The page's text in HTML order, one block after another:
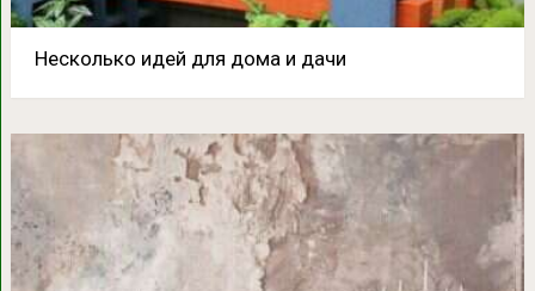
Несколько идей для дома и дачи